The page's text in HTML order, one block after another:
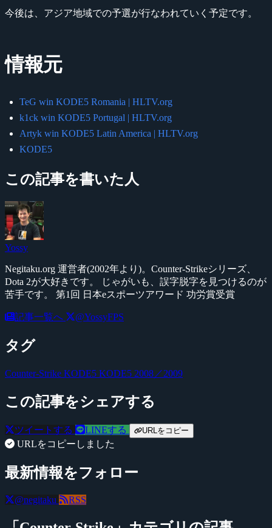
今後は、アジア地域での予選が行なわれていく予定です。
情報元
TeG win KODE5 Romania | HLTV.org
k1ck win KODE5 Portugal | HLTV.org
Artyk win KODE5 Latin America | HLTV.org
KODE5
この記事を書いた人
Yossy
Negitaku.org 運営者(2002年より)。Counter-Strikeシリーズ、
Dota 2が大好きです。 じゃがいも、誤字脱字を見つけるのが
苦手です。 第1回 日本eスポーツアワード 功労賞受賞
記事一覧へ @YossyFPS
タグ
Counter-Strike KODE5 KODE5 2008／2009
この記事をシェアする
ツイートする LINEする URLをコピー
URLをコピーしました
最新情報をフォロー
@negitaku RSS